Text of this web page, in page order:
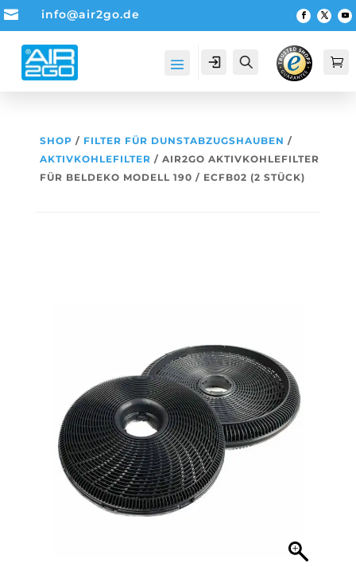
 info@air2go.de
Account Suche 
SHOP / FILTER FÜR DUNSTABZUGSHAUBEN /
AKTIVKOHLEFILTER / AIR2GO AKTIVKOHLEFILTER
FÜR BELDEKO MODELL 190 / ECFB02 (2 STÜCK)